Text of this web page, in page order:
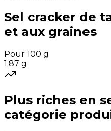
Sel cracker de
et aux graines
Pour 100 g
1.87 g
Plus riches en
catégorie